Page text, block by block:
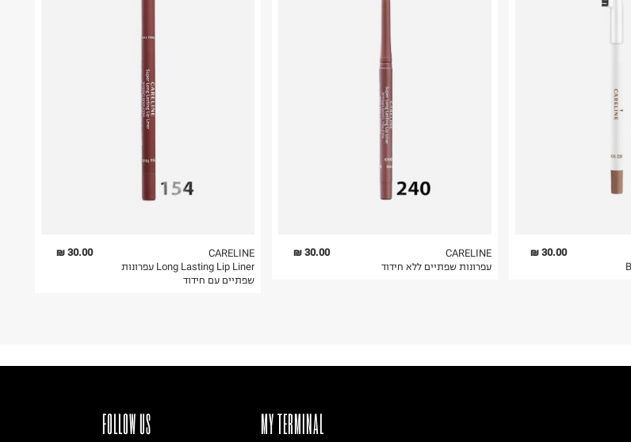
30.00 ₪
CARELINE
Long Lasting Lip Liner עפרונות
שפתיים עם חידוד
30.00 ₪
CARELINE
עפרונות שפתיים ללא חידוד
30.00 ₪
FOLLOW US MY TERMINAL